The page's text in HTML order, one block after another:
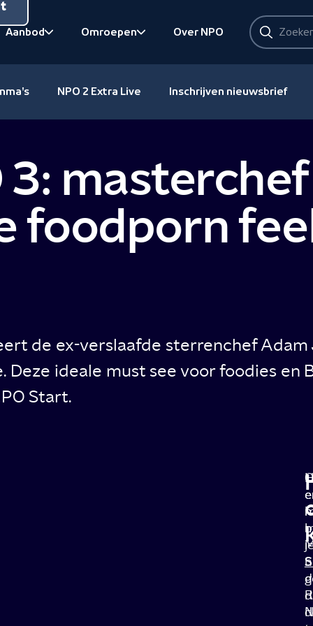
Aanbod
Omroepen
Over NPO
Zoeken
Zoeken
NPO 2 Extra Live Inschrijven nieuwsbrief
3:
foodporn
de ex-verslaafde sterrenchef
Deze ideale must see voor foodies en
Start.
je